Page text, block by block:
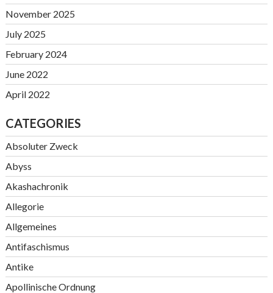
November 2025
July 2025
February 2024
June 2022
April 2022
CATEGORIES
Absoluter Zweck
Abyss
Akashachronik
Allegorie
Allgemeines
Antifaschismus
Antike
Apollinische Ordnung